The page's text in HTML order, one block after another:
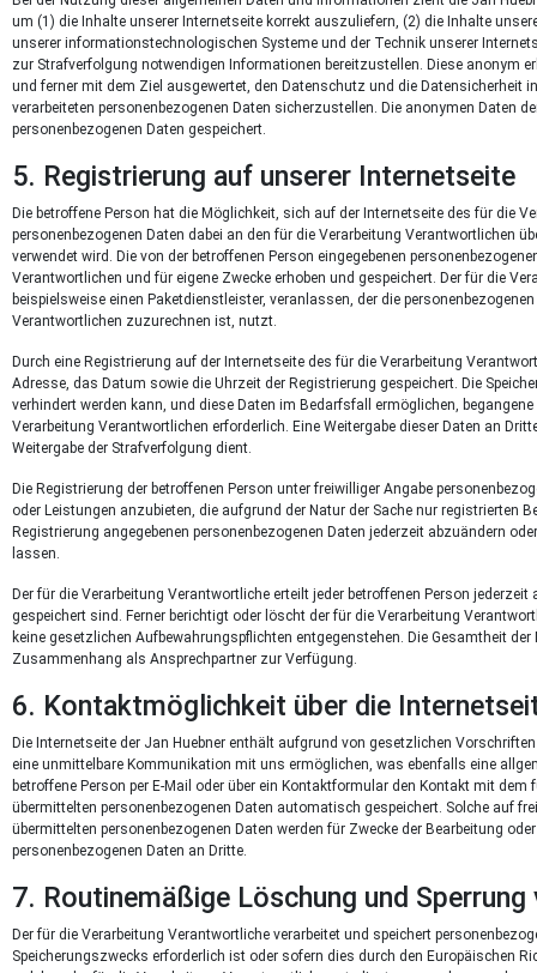
um (1) die Inhalte unserer Internetseite korrekt auszuliefern, (2) die Inhalte
unserer informationstechnologischen Systeme und der Technik unserer
zur Strafverfolgung notwendigen Informationen bereitzustellen. Diese anonym
und ferner mit dem Ziel ausgewertet, den Datenschutz und die
verarbeiteten personenbezogenen Daten sicherzustellen. Die anonymen Daten
personenbezogenen Daten gespeichert.
5. Registrierung auf unserer Internetseite
Die betroffene Person hat die Möglichkeit, sich auf der Internetseite des für die
personenbezogenen Daten dabei an den für die Verarbeitung Verantwortlichen
verwendet wird. Die von der betroffenen Person eingegebenen
Verantwortlichen und für eigene Zwecke erhoben und gespeichert. Der für die
beispielsweise einen Paketdienstleister, veranlassen, der die
Verantwortlichen zuzurechnen ist, nutzt.
Durch eine Registrierung auf der Internetseite des für die Verarbeitung
Adresse, das Datum sowie die Uhrzeit der Registrierung gespeichert. Die
verhindert werden kann, und diese Daten im Bedarfsfall ermöglichen,
Verarbeitung Verantwortlichen erforderlich. Eine Weitergabe dieser Daten an
Weitergabe der Strafverfolgung dient.
Die Registrierung der betroffenen Person unter freiwilliger Angabe
oder Leistungen anzubieten, die aufgrund der Natur der Sache nur registrierten
Registrierung angegebenen personenbezogenen Daten jederzeit abzuändern
lassen.
Der für die Verarbeitung Verantwortliche erteilt jeder betroffenen Person
gespeichert sind. Ferner berichtigt oder löscht der für die Verarbeitung
keine gesetzlichen Aufbewahrungspflichten entgegenstehen. Die Gesamtheit
Zusammenhang als Ansprechpartner zur Verfügung.
6. Kontaktmöglichkeit über die
Die Internetseite der Jan Huebner enthält aufgrund von gesetzlichen
eine unmittelbare Kommunikation mit uns ermöglichen, was ebenfalls eine
betroffene Person per E-Mail oder über ein Kontaktformular den Kontakt mit
übermittelten personenbezogenen Daten automatisch gespeichert. Solche auf
übermittelten personenbezogenen Daten werden für Zwecke der Bearbeitung
personenbezogenen Daten an Dritte.
7. Routinemäßige Löschung und
Der für die Verarbeitung Verantwortliche verarbeitet und speichert
Speicherungszwecks erforderlich ist oder sofern dies durch den Europäischen